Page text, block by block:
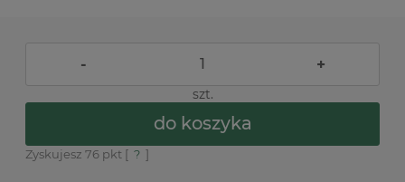
- +
szt.
do koszyka
Zyskujesz 76 pkt [ ? ]